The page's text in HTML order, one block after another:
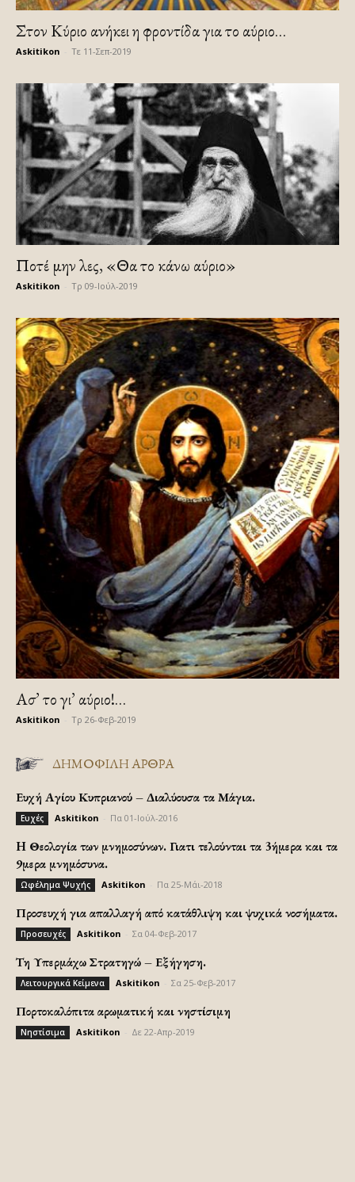
Στον Κύριο ανήκει η φροντίδα για το αύριο…
Askitikon Τε 11-Σεπ-2019
Ποτέ μην λες, «Θα το κάνω αύριο»
Askitikon Τρ 09-Ιούλ-2019
Ασ’ το γι’ αύριο!…
Askitikon Τρ 26-Φεβ-2019
ΔΗΜΟΦΙΛΗ ΑΡΘΡΑ
Ευχή Αγίου Κυπριανού – Διαλύουσα τα Μάγια.
Ευχές Askitikon Πα 01-Ιούλ-2016
H Θεολογία των μνημοσύνων. Γιατι τελούνται τα 3ήμερα και τα
9μερα μνημόσυνα.
Ωφέλημα Ψυχής Askitikon Πα 25-Μάι-2018
Προσευχή για απαλλαγή από κατάθλιψη και ψυχικά νοσήματα.
Προσευχές Askitikon Σα 04-Φεβ-2017
Τη Υπερμάχω Στρατηγώ – Εξήγηση.
Λειτουργικά Κείμενα Askitikon Σα 25-Φεβ-2017
Πορτοκαλόπιτα αρωματική και νηστίσιμη
Νηστίσιμα Askitikon Δε 22-Απρ-2019